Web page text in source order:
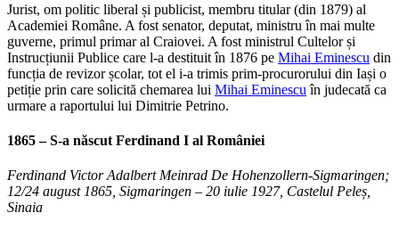
Jurist, om politic liberal și publicist, membru titular (din 1879) al
Academiei Române. A fost senator, deputat, ministru în mai multe
guverne, primul primar al Craiovei. A fost ministrul Cultelor și
Instrucțiunii Publice care l-a destituit în 1876 pe Mihai Eminescu din
funcția de revizor școlar, tot el i-a trimis prim-procurorului din Iași o
petiție prin care solicită chemarea lui Mihai Eminescu în judecată ca
urmare a raportului lui Dimitrie Petrino.
1865 – S-a născut Ferdinand I al României
Ferdinand Victor Adalbert Meinrad De Hohenzollern-Sigmaringen;
12/24 august 1865, Sigmaringen – 20 iulie 1927, Castelul Peleș,
Sinaia